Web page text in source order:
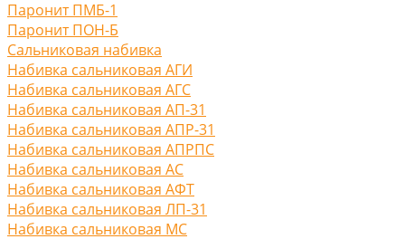
Паронит ПМБ-1
Паронит ПОН-Б
Сальниковая набивка
Набивка сальниковая АГИ
Набивка сальниковая АГС
Набивка сальниковая АП-31
Набивка сальниковая АПР-31
Набивка сальниковая АПРПС
Набивка сальниковая АС
Набивка сальниковая АФТ
Набивка сальниковая ЛП-31
Набивка сальниковая МС